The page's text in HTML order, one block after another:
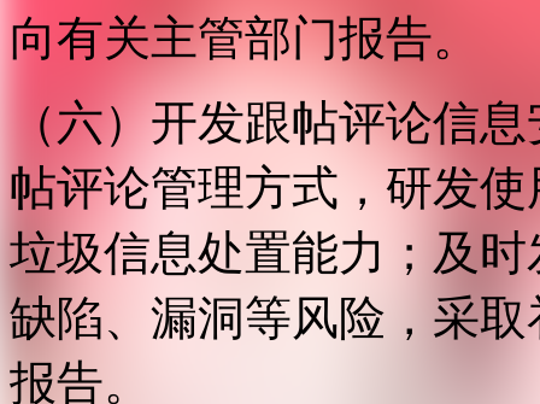
向有关主管部门报告。
（六）开发跟帖评论信
帖评论管理方式，研发
垃圾信息处置能力；及
缺陷、漏洞等风险，采
报告。